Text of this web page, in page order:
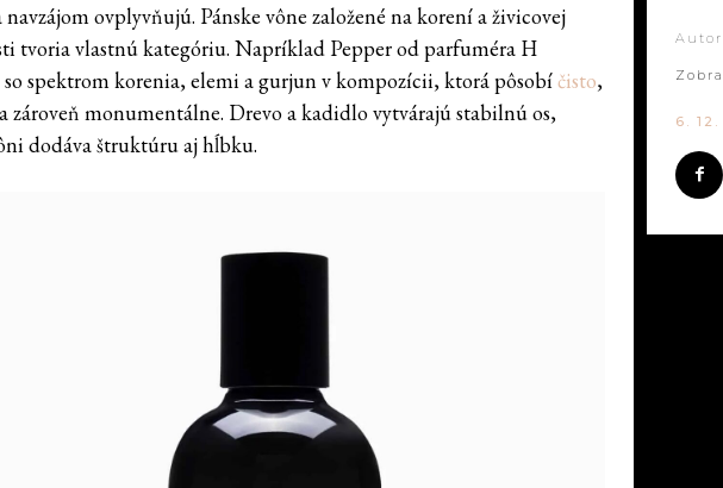
navzájom ovplyvňujú. Pánske vône založené na korení a živicovej
tvoria vlastnú kategóriu. Napríklad Pepper od parfuméra H
so spektrom korenia, elemi a gurjun v kompozícii, ktorá pôsobíčisto,
zároveň monumentálne. Drevo a kadidlo vytvárajú stabilnú os,
dodáva štruktúru aj hĺbku.
6.